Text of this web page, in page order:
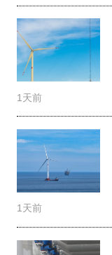
1天前
1天前